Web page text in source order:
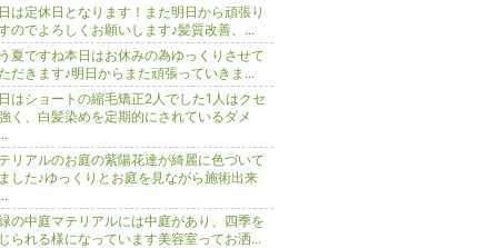
は定休日となります！また明日から頑張り
のでよろしくお願いします♪髪質改善、...
夏ですね本日はお休みの為ゆっくりさせて
だきます♪明日からまた頑張っていきま...
はショートの縮毛矯正2人でした1人はクセ
く、白髪染めを定期的にされているダメ
リアルのお庭の紫陽花達が綺麗に色づいて
した♪ゆっくりとお庭を見ながら施術出来
の中庭マテリアルには中庭があり、四季を
られる様になっています美容室ってお洒...